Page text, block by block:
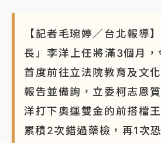
【記者毛琬婷／台北報導
長」李洋上任將滿3個月
首度前往立法院教育及文
報告並備詢，立委柯志恩
洋打下奧運雙金的前搭檔
累積2次錯過藥檢，再1次